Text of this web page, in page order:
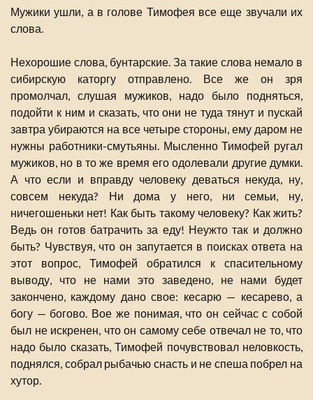
Мужики ушли, а в голове Тимофея все еще звучали их
слова.
Нехорошие слова, бунтарские. За такие слова немало в
сибирскую каторгу отправлено. Все же он зря
промолчал, слушая мужиков, надо было подняться,
подойти к ним и сказать, что они не туда тянут и пускай
завтра убираются на все четыре стороны, ему даром не
нужны работники-смутьяны. Мысленно Тимофей ругал
мужиков, но в то же время его одолевали другие думки.
А что если и вправду человеку деваться некуда, ну,
совсем некуда? Ни дома у него, ни семьи, ну,
ничегошеньки нет! Как быть такому человеку? Как жить?
Ведь он готов батрачить за еду! Неужто так и должно
быть? Чувствуя, что он запутается в поисках ответа на
этот вопрос, Тимофей обратился к спасительному
выводу, что не нами это заведено, не нами будет
закончено, каждому дано свое: кесарю — кесарево, а
богу — богово. Вое же понимая, что он сейчас с собой
был не искренен, что он самому себе отвечал не то, что
надо было сказать, Тимофей почувствовал неловкость,
поднялся, собрал рыбачью снасть и не спеша побрел на
хутор.